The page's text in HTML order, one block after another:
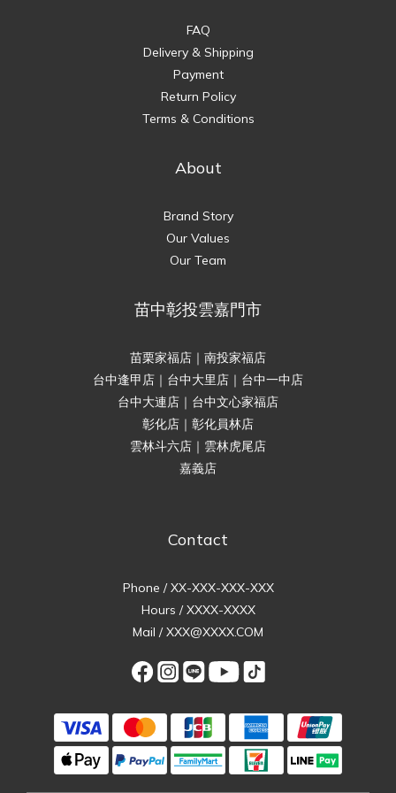
FAQ
Delivery & Shipping
Payment
Return Policy
Terms & Conditions
About
Brand Story
Our Values
Our Team
苗中彰投雲嘉門市
苗栗家福店｜南投家福店
台中逢甲店｜台中大里店｜台中一中店
台中大連店｜台中文心家福店
彰化店｜彰化員林店
雲林斗六店｜雲林虎尾店
嘉義店
Contact
Phone / XX-XXX-XXX-XXX
Hours / XXXX-XXXX
Mail / XXX@XXXX.COM